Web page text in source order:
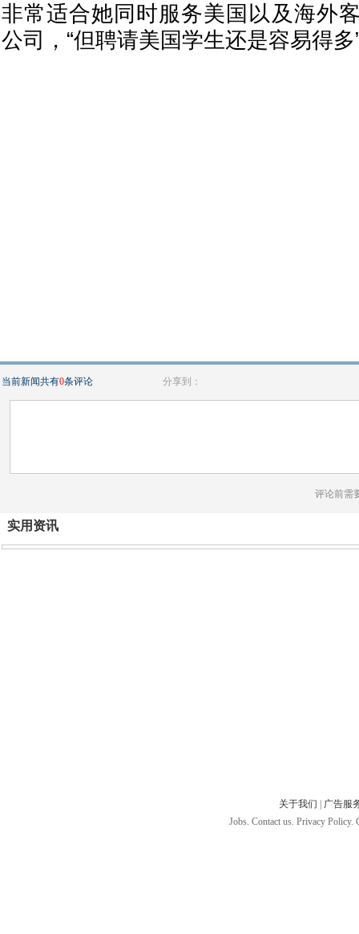
非常适合她同时服务美国以及海外
公司，“但聘请美国学生还是容易得多
当前新闻共有0条评论 分享到：
评论前需
实用资讯
关于我们
广告服
Jobs. Contact us. Privacy